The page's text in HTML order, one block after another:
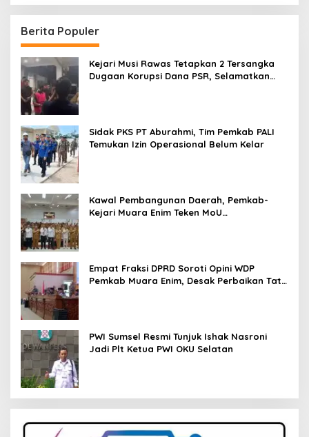
Berita Populer
Kejari Musi Rawas Tetapkan 2 Tersangka
Dugaan Korupsi Dana PSR, Selamatkan
Sidak PKS PT Aburahmi, Tim Pemkab PALI
Temukan Izin Operasional Belum Kelar
Kawal Pembangunan Daerah, Pemkab-
Kejari Muara Enim Teken MoU
Empat Fraksi DPRD Soroti Opini WDP
Pemkab Muara Enim, Desak Perbaikan Tata
PWI Sumsel Resmi Tunjuk Ishak Nasroni
Jadi Plt Ketua PWI OKU Selatan